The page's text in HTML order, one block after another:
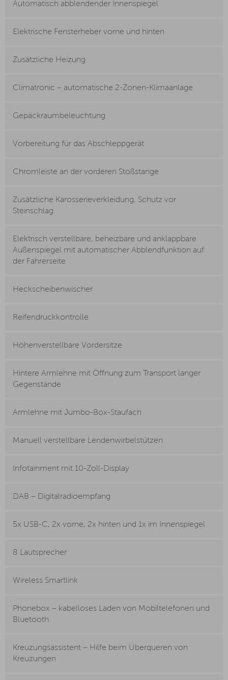
Automatisch abblendender Innenspiegel
Elektrische Fensterheber vorne und hinten
Zusätzliche Heizung
Climatronic – automatische 2-Zonen-Klimaanlage
Gepäckraumbeleuchtung
Vorbereitung für das Abschleppgerät
Chromleiste an der vorderen Stoßstange
Zusätzliche Karosserieverkleidung, Schutz vor
Steinschlag
Elektrisch verstellbare, beheizbare und anklappbare
Außenspiegel mit automatischer Abblendfunktion auf
der Fahrerseite
Heckscheibenwischer
Reifendruckkontrolle
Höhenverstellbare Vordersitze
Hintere Armlehne mit Öffnung zum Transport langer
Gegenstände
Armlehne mit Jumbo-Box-Staufach
Manuell verstellbare Lendenwirbelstützen
Infotainment mit 10-Zoll-Display
DAB – Digitalradioempfang
5x USB-C, 2x vorne, 2x hinten und 1x im Innenspiegel
8 Lautsprecher
Wireless Smartlink
Phonebox – kabelloses Laden von Mobiltelefonen und
Bluetooth
Kreuzungsassistent – Hilfe beim Überqueren von
Kreuzungen